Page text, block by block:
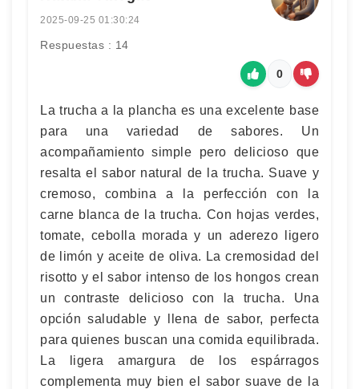
2025-09-25 01:30:24
Respuestas : 14
0
La trucha a la plancha es una excelente base
para una variedad de sabores. Un
acompañamiento simple pero delicioso que
resalta el sabor natural de la trucha. Suave y
cremoso, combina a la perfección con la
carne blanca de la trucha. Con hojas verdes,
tomate, cebolla morada y un aderezo ligero
de limón y aceite de oliva. La cremosidad del
risotto y el sabor intenso de los hongos crean
un contraste delicioso con la trucha. Una
opción saludable y llena de sabor, perfecta
para quienes buscan una comida equilibrada.
La ligera amargura de los espárragos
complementa muy bien el sabor suave de la